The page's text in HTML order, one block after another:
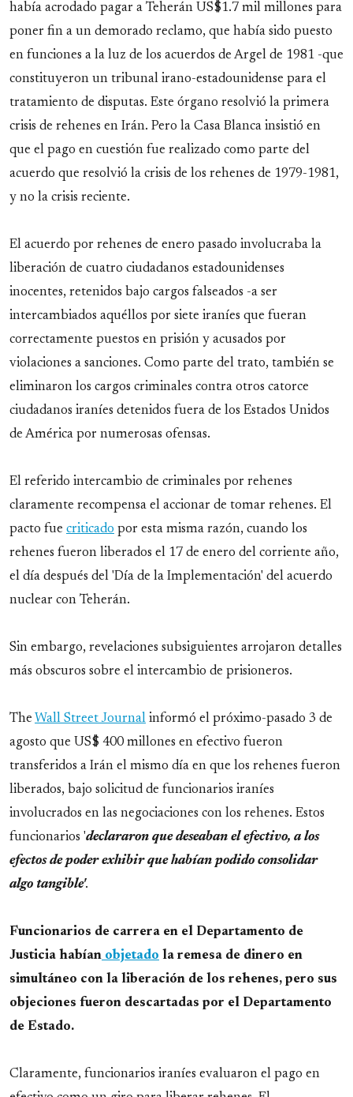
había acrodado pagar a Teherán US$1.7 mil millones para
poner fin a un demorado reclamo, que había sido puesto
en funciones a la luz de los acuerdos de Argel de 1981 -que
constituyeron un tribunal irano-estadounidense para el
tratamiento de disputas. Este órgano resolvió la primera
crisis de rehenes en Irán. Pero la Casa Blanca insistió en
que el pago en cuestión fue realizado como parte del
acuerdo que resolvió la crisis de los rehenes de 1979-1981,
y no la crisis reciente.
El acuerdo por rehenes de enero pasado involucraba la
liberación de cuatro ciudadanos estadounidenses
inocentes, retenidos bajo cargos falseados -a ser
intercambiados aquéllos por siete iraníes que fueran
correctamente puestos en prisión y acusados por
violaciones a sanciones. Como parte del trato, también se
eliminaron los cargos criminales contra otros catorce
ciudadanos iraníes detenidos fuera de los Estados Unidos
de América por numerosas ofensas.
El referido intercambio de criminales por rehenes
claramente recompensa el accionar de tomar rehenes. El
pacto fue criticado por esta misma razón, cuando los
rehenes fueron liberados el 17 de enero del corriente año,
el día después del 'Día de la Implementación' del acuerdo
nuclear con Teherán.
Sin embargo, revelaciones subsiguientes arrojaron detalles
más obscuros sobre el intercambio de prisioneros.
The Wall Street Journal informó el próximo-pasado 3 de
agosto que US$ 400 millones en efectivo fueron
transferidos a Irán el mismo día en que los rehenes fueron
liberados, bajo solicitud de funcionarios iraníes
involucrados en las negociaciones con los rehenes. Estos
funcionarios 'declararon que deseaban el efectivo, a los
efectos de poder exhibir que habían podido consolidar
algo tangible'.
Funcionarios de carrera en el Departamento de
Justicia habían objetado la remesa de dinero en
simultáneo con la liberación de los rehenes, pero sus
objeciones fueron descartadas por el Departamento
de Estado.
Claramente, funcionarios iraníes evaluaron el pago en